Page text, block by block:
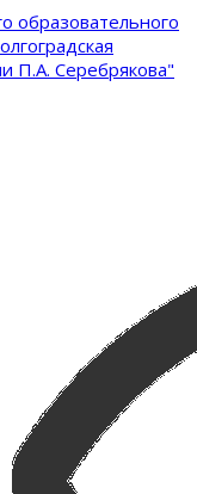
образовательного
П.А. Серебрякова"